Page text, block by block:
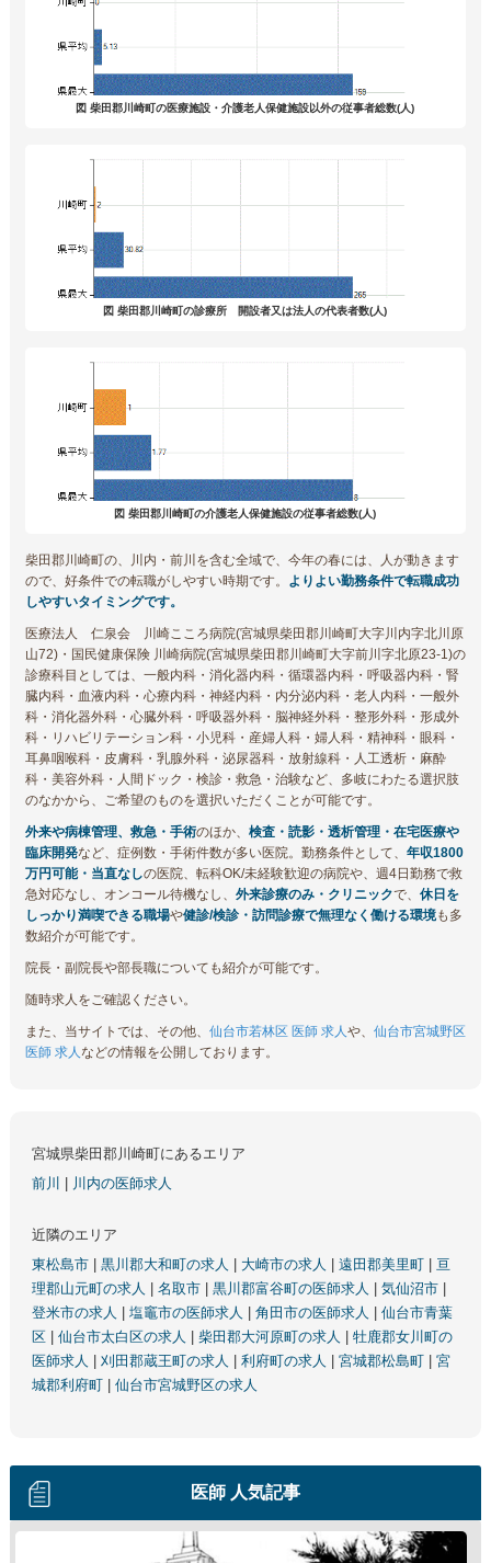
図 柴田郡川崎町の医療施設・介護老人保健施設以外の従事者総数(人)
図 柴田郡川崎町の診療所 開設者又は法人の代表者数(人)
図 柴田郡川崎町の介護老人保健施設の従事者総数(人)
柴田郡川崎町の、川内・前川を含む全域で、今年の春には、人が動きます
ので、好条件での転職がしやすい時期です。 よりよい勤務条件で転職成功
しやすいタイミングです。
医療法人 仁泉会 川崎こころ病院(宮城県柴田郡川崎町大字川内字北川原
山72)・国民健康保険 川崎病院(宮城県柴田郡川崎町大字前川字北原23-1)の
診療科目としては、一般内科・消化器内科・循環器内科・呼吸器内科・腎
臓内科・血液内科・心療内科・神経内科・内分泌内科・老人内科・一般外
科・消化器外科・心臓外科・呼吸器外科・脳神経外科・整形外科・形成外
科・リハビリテーション科・小児科・産婦人科・婦人科・精神科・眼科・
耳鼻咽喉科・皮膚科・乳腺外科・泌尿器科・放射線科・人工透析・麻酔
科・美容外科・人間ドック・検診・救急・治験など、多岐にわたる選択肢
のなかから、ご希望のものを選択いただくことが可能です。
外来や病棟管理、救急・手術のほか、 検査・読影・透析管理・在宅医療や
臨床開発など、症例数・手術件数が多い医院。勤務条件として、 年収1800
万円可能・当直なしの医院、転科OK/未経験歓迎の病院や、週4日勤務で救
急対応なし、オンコール待機なし、 外来診療のみ・クリニックで、 休日を
しっかり満喫できる職場や健診/検診・訪問診療で無理なく働ける環境も多
数紹介が可能です。
院長・副院長や部長職についても紹介が可能です。
随時求人をご確認ください。
また、当サイトでは、その他、 仙台市若林区 医師 求人や、 仙台市宮城野区
医師 求人などの情報を公開しております。
宮城県柴田郡川崎町にあるエリア
前川
川内の医師求人
近隣のエリア
東松島市
黒川郡大和町の求人 大崎市の求人 遠田郡美里町
亘
理郡山元町の求人
名取市 黒川郡富谷町の医師求人 気仙沼市
登米市の求人
塩竈市の医師求人 角田市の医師求人
仙台市青葉
区
仙台市太白区の求人 柴田郡大河原町の求人
牡鹿郡女川町の
医師求人
刈田郡蔵王町の求人 利府町の求人 宮城郡松島町
宮
城郡利府町
仙台市宮城野区の求人
医師 人気記事